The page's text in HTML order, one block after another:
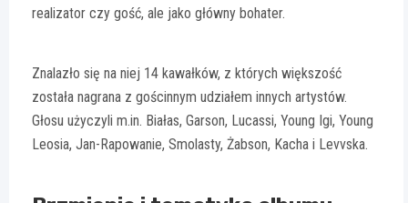
realizator czy gość, ale jako główny bohater.
Znalazło się na niej 14 kawałków, z których większość
została nagrana z gościnnym udziałem innych artystów.
Głosu użyczyli m.in. Białas, Garson, Lucassi, Young Igi, Young
Leosia, Jan-Rapowanie, Smolasty, Żabson, Kacha i Levvska.